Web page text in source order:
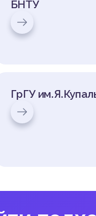
БНТУ
ГрГУ